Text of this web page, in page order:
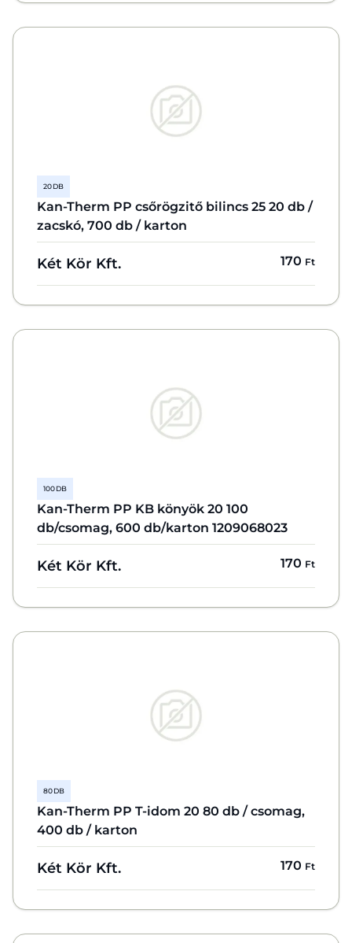
20 DB
Kan-Therm PP csőrögzitő bilincs 25 20 db /
zacskó, 700 db / karton
Két Kör Kft. 170 Ft
100 DB
Kan-Therm PP KB könyök 20 100
db/csomag, 600 db/karton 1209068023
Két Kör Kft. 170 Ft
80 DB
Kan-Therm PP T-idom 20 80 db / csomag,
400 db / karton
Két Kör Kft. 170 Ft